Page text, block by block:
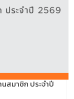
สมาชิก ประจำปี